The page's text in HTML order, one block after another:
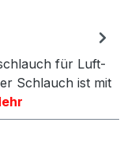
für Luft-
Schlauch ist mit